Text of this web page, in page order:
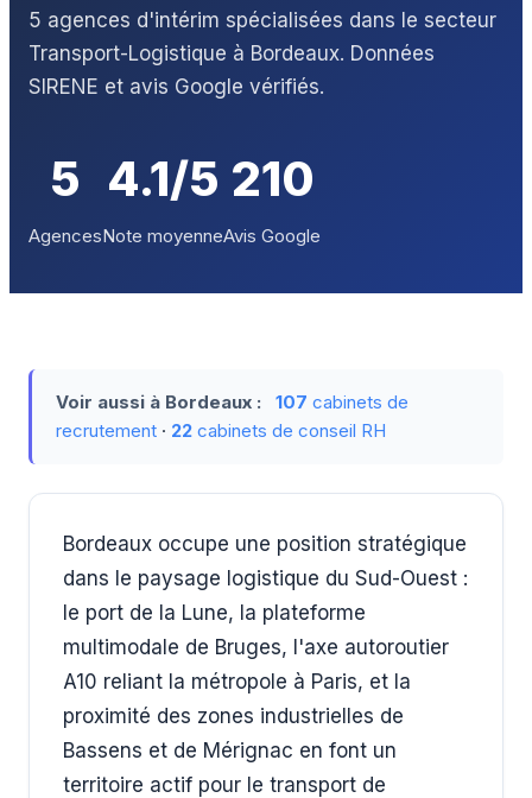
5 agences d'intérim spécialisées dans le secteur
Transport-Logistique à Bordeaux. Données
SIRENE et avis Google vérifiés.
5
Agences
4.1/5
Note moyenne
210
Avis Google
Voir aussi à Bordeaux : 107 cabinets de
recrutement · 22 cabinets de conseil RH
Bordeaux occupe une position stratégique
dans le paysage logistique du Sud-Ouest :
le port de la Lune, la plateforme
multimodale de Bruges, l'axe autoroutier
A10 reliant la métropole à Paris, et la
proximité des zones industrielles de
Bassens et de Mérignac en font un
territoire actif pour le transport de